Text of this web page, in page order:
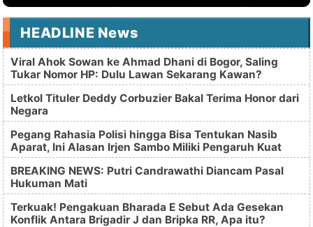
HEADLINE News
Viral Ahok Sowan ke Ahmad Dhani di Bogor, Saling
Tukar Nomor HP: Dulu Lawan Sekarang Kawan?
Letkol Tituler Deddy Corbuzier Bakal Terima Honor dari
Negara
Pegang Rahasia Polisi hingga Bisa Tentukan Nasib
Aparat, Ini Alasan Irjen Sambo Miliki Pengaruh Kuat
BREAKING NEWS: Putri Candrawathi Diancam Pasal
Hukuman Mati
Terkuak! Pengakuan Bharada E Sebut Ada Gesekan
Konflik Antara Brigadir J dan Bripka RR, Apa itu?